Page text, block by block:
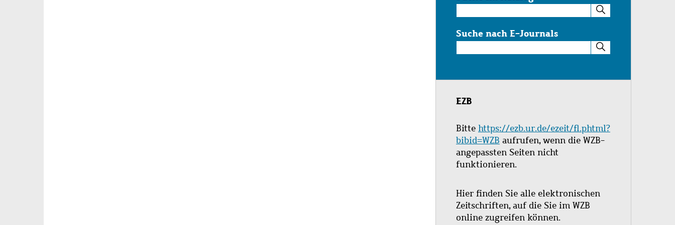
im
Katalog
Suche nach E-Journals
nach
Journals
EZB
Bitte https://ezb.ur.de/ezeit/fl.phtml?
bibid=WZB aufrufen, wenn die WZB-
angepassten Seiten nicht
funktionieren.
Hier finden Sie alle elektronischen
Zeitschriften, auf die Sie im WZB
online zugreifen können.